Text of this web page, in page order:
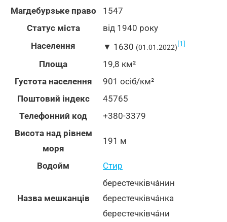
Магдебурзьке право
1547
Статус міста
від 1940 року
Населення
▼ 1630 (01.01.2022)[1]
Площа
19,8 км²
Густота населення
901 осіб/км²
Поштовий індекс
45765
Телефонний код
+380-3379
Висота над рівнем
моря
191 м
Водойм Стир
Назва мешканців
берестечківча́нин
берестечківча́нка
берестечківча́ни